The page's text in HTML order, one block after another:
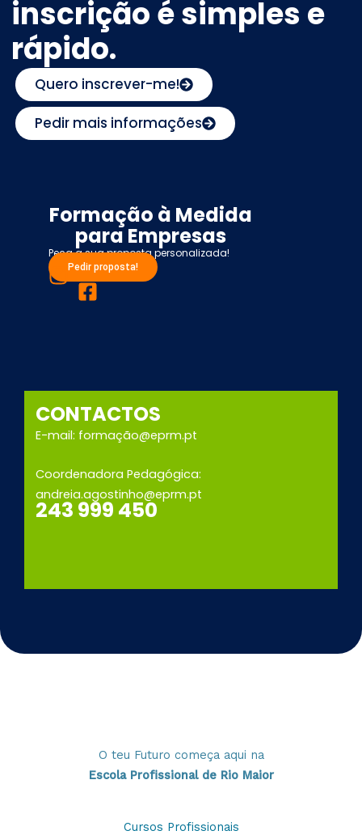
inscrição é simples e
rápido.
Quero inscrever-me!
Pedir mais informações
Formação à Medida
para Empresas
Peça a sua proposta personalizada!
Pedir proposta!
CONTACTOS
E-mail: formação@eprm.pt
Coordenadora Pedagógica:
andreia.agostinho@eprm.pt
243 999 450
O teu Futuro começa aqui na
Escola Profissional de Rio Maior
Cursos Profissionais